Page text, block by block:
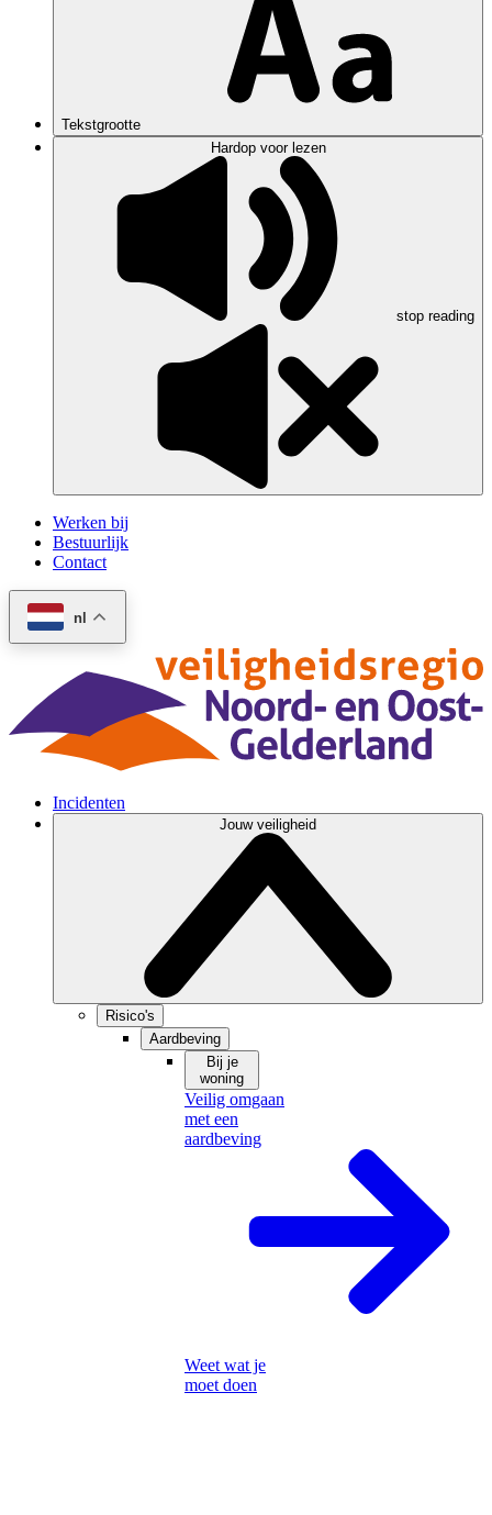
Tekstgrootte
Hardop voor lezen
stop reading
Werken bij
Bestuurlijk
Contact
nl
Incidenten
Jouw veiligheid
Risico's
Aardbeving
Bij je
woning
Veilig omgaan
met een
aardbeving
Weet wat je
moet doen